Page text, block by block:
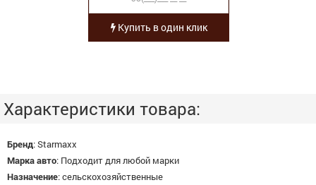
Купить в один клик
Характеристики товара:
Бренд:Starmaxx
Марка авто: Подходит для любой марки
Назначение:сельскохозяйственные